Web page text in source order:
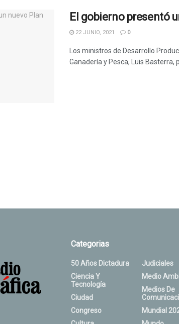
El gobierno presentó
22 JUNIO, 2021 0
Los ministros de Desarrollo
Ganadería y Pesca, Luis Basterra,
Categorias
50 Años Dictadura
Ciencia Y
Tecnología
Ciudad
Congreso
Judiciales
Medio
Medios De
Mundial